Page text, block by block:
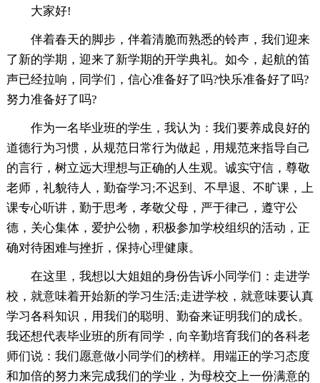
大家好!
伴着春天的脚步，伴着清脆而熟悉的铃声，我们迎来
了新的学期，迎来了新学期的开学典礼。如今，起航的笛
声已经拉响，同学们，信心准备好了吗?快乐准备好了吗?
努力准备好了吗?
作为一名毕业班的学生，我认为：我们要养成良好的
道德行为习惯，从规范日常行为做起，用规范来指导自己
的言行，树立远大理想与正确的人生观。诚实守信，尊敬
老师，礼貌待人，勤奋学习;不迟到、不早退、不旷课，上
课专心听讲，勤于思考，孝敬父母，严于律己，遵守公
德，关心集体，爱护公物，积极参加学校组织的活动，正
确对待困难与挫折，保持心理健康。
在这里，我想以大姐姐的身份告诉小同学们：走进学
校，就意味着开始新的学习生活;走进学校，就意味要认真
学习各科知识，用我们的聪明、勤奋来证明我们的成长。
我还想代表毕业班的所有同学，向辛勤培育我们的各科老
师们说：我们愿意做小同学们的榜样。用端正的学习态度
和加倍的努力来完成我们的学业，为母校交上一份满意的